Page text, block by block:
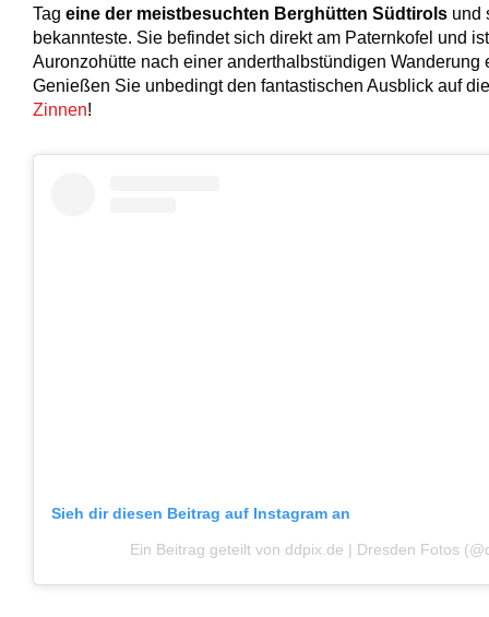
Tag eine der meistbesuchten Berghütten Südtirols und
bekannteste. Sie befindet sich direkt am Paternkofel und
Auronzohütte nach einer anderthalbstündigen Wanderung
Genießen Sie unbedingt den fantastischen Ausblick auf
Zinnen!
Sieh dir diesen Beitrag auf Instagram an
Ein Beitrag geteilt von ddpix.de | Dresden Fotos